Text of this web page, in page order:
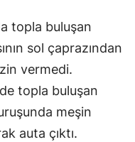
Elazığ
Erzincan
Erzurum
Eskişehir
topla buluşan
sol çaprazından
vermedi.
topla buluşan
meşin
auta çıktı.